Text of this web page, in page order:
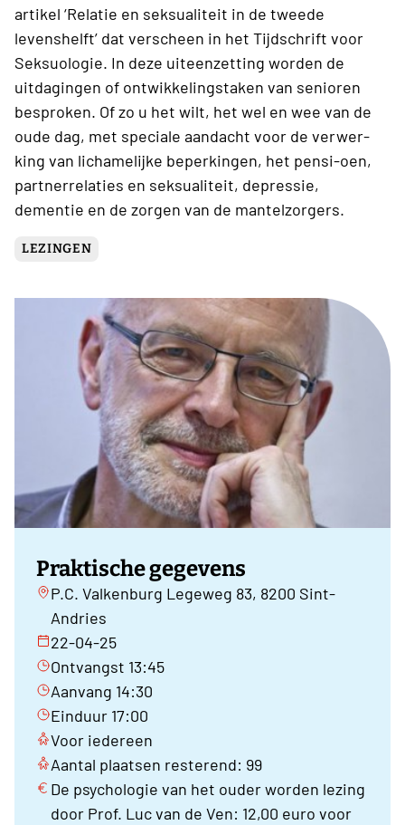
artikel ‘Relatie en seksualiteit in de tweede
levenshelft’ dat verscheen in het Tijdschrift voor
Seksuologie. In deze uiteenzetting worden de
uitdagingen of ontwikkelingstaken van senioren
besproken. Of zo u het wilt, het wel en wee van de
oude dag, met speciale aandacht voor de verwer-
king van lichamelijke beperkingen, het pensi-oen,
partnerrelaties en seksualiteit, depressie,
dementie en de zorgen van de mantelzorgers.
LEZINGEN
Praktische gegevens
P.C. Valkenburg Legeweg 83, 8200 Sint-
Andries
22-04-25
Ontvangst 13:45
Aanvang 14:30
Einduur 17:00
Voor iedereen
Aantal plaatsen resterend: 99
De psychologie van het ouder worden lezing
door Prof. Luc van de Ven: 12,00 euro voor